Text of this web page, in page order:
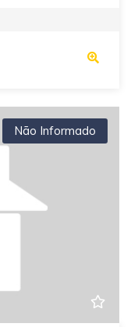
Não Informado